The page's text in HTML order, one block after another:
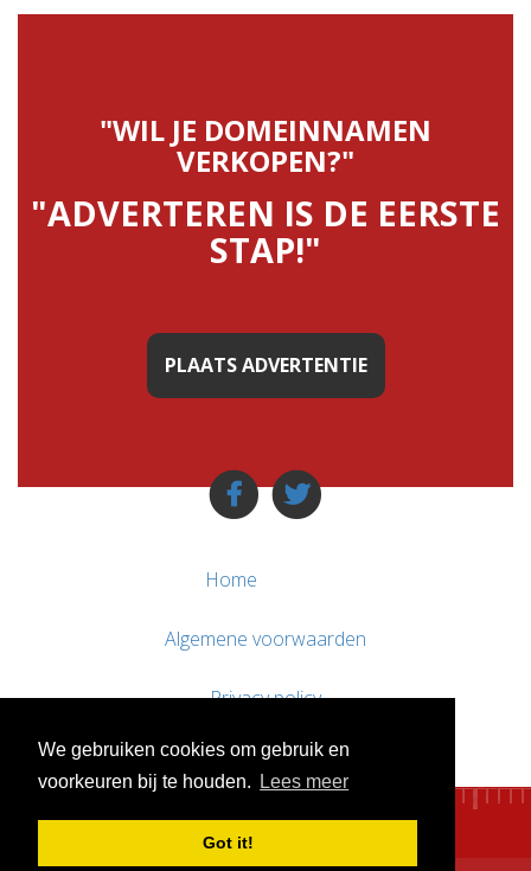
We gebruiken cookies om gebruik en
voorkeuren bij te houden.
Lees meer
Got it!
"WIL JE DOMEINNAMEN
VERKOPEN?"
"ADVERTEREN IS DE EERSTE
STAP!"
PLAATS ADVERTENTIE
Home
Algemene voorwaarden
Privacy policy
Contact / Support